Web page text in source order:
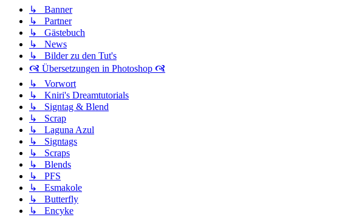
↳ Banner
↳ Partner
↳ Gästebuch
↳ News
↳ Bilder zu den Tut's
🙧 Übersetzungen in Photoshop 🙧
↳ Vorwort
↳ Kniri's Dreamtutorials
↳ Signtag & Blend
↳ Scrap
↳ Laguna Azul
↳ Signtags
↳ Scraps
↳ Blends
↳ PFS
↳ Esmakole
↳ Butterfly
↳ Encyke